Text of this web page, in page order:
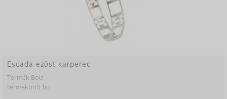
Escada ezüst karperec
Termék Bolt
termekbolt.hu